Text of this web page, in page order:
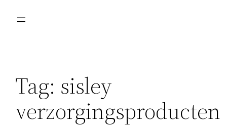
Tag: sisley
verzorgingsproducten